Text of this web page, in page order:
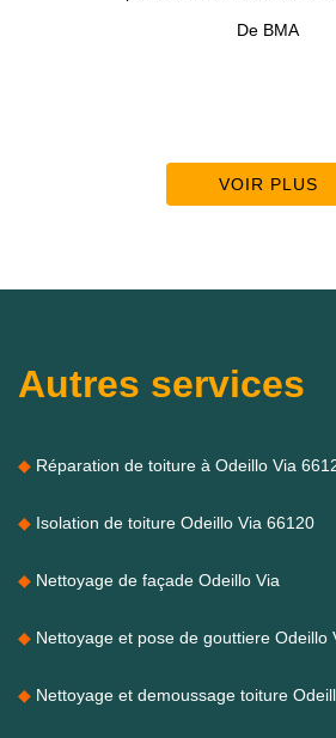
VOIR PLUS
Autres services
Réparation de toiture à Odeillo Via
Isolation de toiture Odeillo Via 66120
Nettoyage de façade Odeillo Via
Nettoyage et pose de gouttiere Odeillo
Nettoyage et demoussage toiture